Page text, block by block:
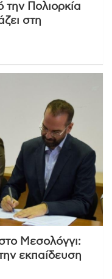
Πολιορκία
στη
Μεσολόγγι:
εκπαίδευση